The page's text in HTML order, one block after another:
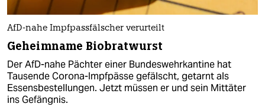
AfD-nahe Impfpassfälscher verurteilt
Geheimname Biobratwurst
Der AfD-nahe Pächter einer Bundeswehrkantine hat
Tausende Corona-Impfpässe gefälscht, getarnt als
Essensbestellungen. Jetzt müssen er und sein Mittäter
ins Gefängnis.